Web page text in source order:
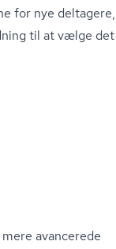
for nye deltagere,
til at vælge det
avancerede